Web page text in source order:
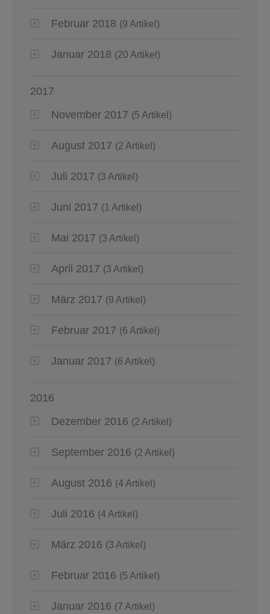
Februar 2018 (9 Artikel)
Januar 2018 (20 Artikel)
2017
November 2017 (5 Artikel)
August 2017 (2 Artikel)
Juli 2017 (3 Artikel)
Juni 2017 (1 Artikel)
Mai 2017 (3 Artikel)
April 2017 (3 Artikel)
März 2017 (9 Artikel)
Februar 2017 (6 Artikel)
Januar 2017 (6 Artikel)
2016
Dezember 2016 (2 Artikel)
September 2016 (2 Artikel)
August 2016 (4 Artikel)
Juli 2016 (4 Artikel)
März 2016 (3 Artikel)
Februar 2016 (5 Artikel)
Januar 2016 (7 Artikel)